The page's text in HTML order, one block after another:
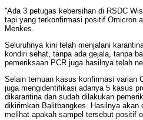
''Ada 3 petugas kebersihan di RSDC
tapi yang terkonfirmasi positif Omicron
Menkes.
Seluruhnya kini telah menjalani
kondiri sehat, tanpa ada gejala, tanpa
pemeriksaan PCR juga hasilnya telah
Selain temuan kasus konfirmasi varian
juga mengidentifikasi adanya 5 kasus
dikarantina dan sudah dilakukan
dikirimkan Balitbangkes. Hasilnya akan
melihat apakah sampel tersebut positif